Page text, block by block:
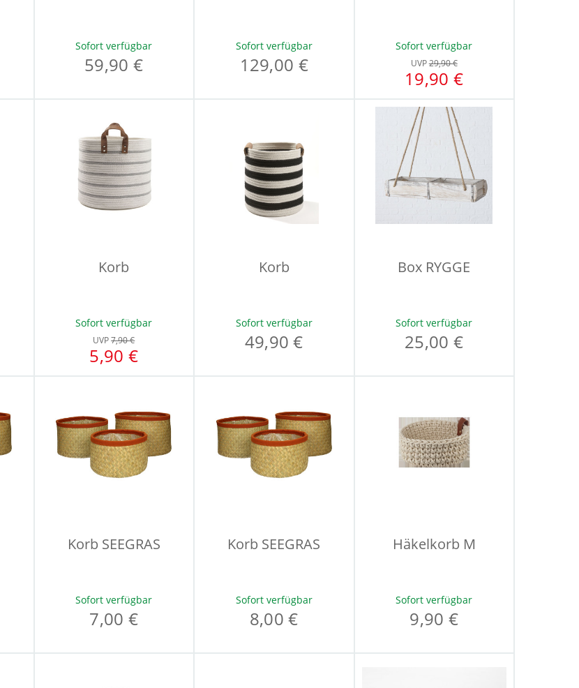
Sofort verfügbar
59,90 €
Sofort verfügbar
129,00 €
Sofort verfügbar
UVP29,90 €
19,90 €
Korb
Sofort verfügbar
UVP7,90 €
5,90 €
Korb
Sofort verfügbar
49,90 €
Box RYGGE
Sofort verfügbar
25,00 €
Korb SEEGRAS
Sofort verfügbar
7,00 €
Korb SEEGRAS
Sofort verfügbar
8,00 €
Häkelkorb M
Sofort verfügbar
9,90 €